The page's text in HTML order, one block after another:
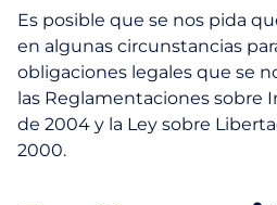
Es posible que se nos pida
en algunas circunstancias
obligaciones legales que se
las Reglamentaciones sobre
de 2004 y la Ley sobre
2000.